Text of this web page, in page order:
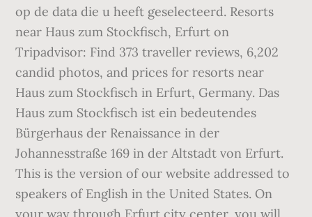
op de data die u heeft geselecteerd. Resorts
near Haus zum Stockfisch, Erfurt on
Tripadvisor: Find 373 traveller reviews, 6,202
candid photos, and prices for resorts near
Haus zum Stockfisch in Erfurt, Germany. Das
Haus zum Stockfisch ist ein bedeutendes
Bürgerhaus der Renaissance in der
Johannesstraße 169 in der Altstadt von Erfurt.
This is the version of our website addressed to
speakers of English in the United States. On